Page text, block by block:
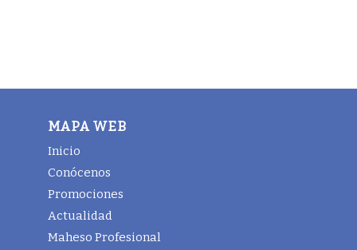
MAPA WEB
Inicio
Conócenos
Promociones
Actualidad
Maheso Profesional